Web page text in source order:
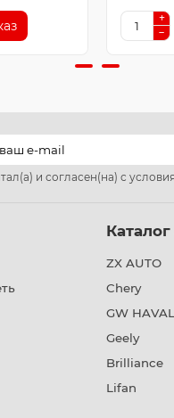
и согласен(на) с
ZX AUTO
Chery
GW HAVAL
Geely
Brilliance
Lifan